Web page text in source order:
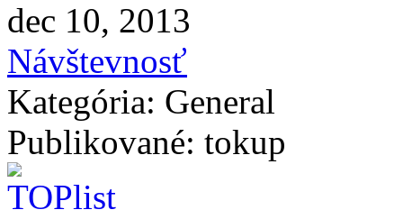
dec 10, 2013
Návštevnosť
Kategória: General
Publikované: tokup